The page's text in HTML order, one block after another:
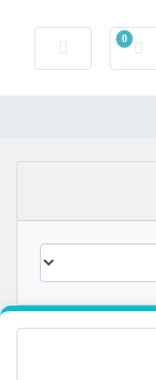
0
کارت خرید